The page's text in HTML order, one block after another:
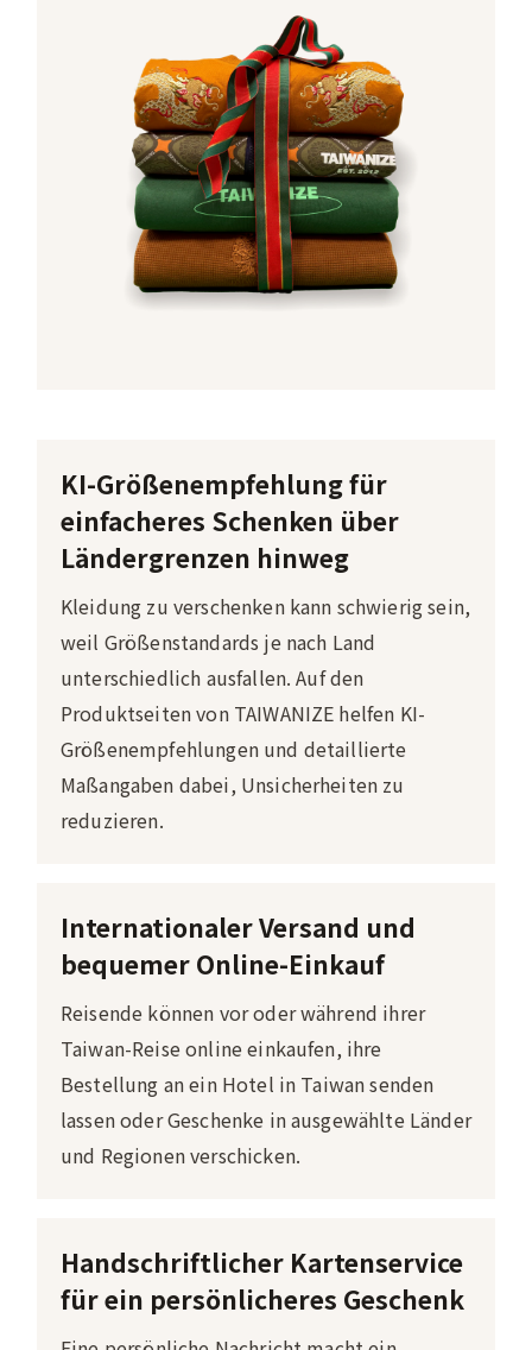
KI-Größenempfehlung für
einfacheres Schenken über
Ländergrenzen hinweg
Kleidung zu verschenken kann schwierig sein,
weil Größenstandards je nach Land
unterschiedlich ausfallen. Auf den
Produktseiten von TAIWANIZE helfen KI-
Größenempfehlungen und detaillierte
Maßangaben dabei, Unsicherheiten zu
reduzieren.
Internationaler Versand und
bequemer Online-Einkauf
Reisende können vor oder während ihrer
Taiwan-Reise online einkaufen, ihre
Bestellung an ein Hotel in Taiwan senden
lassen oder Geschenke in ausgewählte Länder
und Regionen verschicken.
Handschriftlicher Kartenservice
für ein persönlicheres Geschenk